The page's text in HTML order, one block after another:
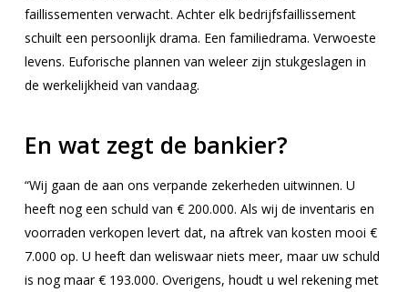
faillissementen verwacht. Achter elk bedrijfsfaillissement
schuilt een persoonlijk drama. Een familiedrama. Verwoeste
levens. Euforische plannen van weleer zijn stukgeslagen in
de werkelijkheid van vandaag.
En wat zegt de bankier?
“Wij gaan de aan ons verpande zekerheden uitwinnen. U
heeft nog een schuld van € 200.000. Als wij de inventaris en
voorraden verkopen levert dat, na aftrek van kosten mooi €
7.000 op. U heeft dan weliswaar niets meer, maar uw schuld
is nog maar € 193.000. Overigens, houdt u wel rekening met